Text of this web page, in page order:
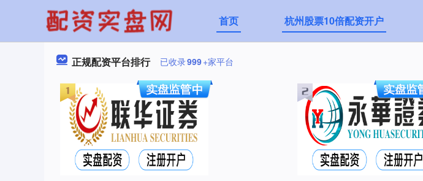
首页 杭州股票10倍配资开户
正规配资平台排行 已收录999+家平台